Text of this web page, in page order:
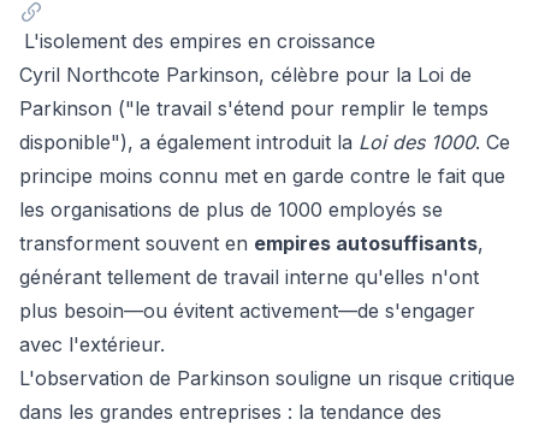
L'isolement des empires en croissance
Cyril Northcote Parkinson, célèbre pour la Loi de
Parkinson ("le travail s'étend pour remplir le temps
disponible"), a également introduit la Loi des 1000. Ce
principe moins connu met en garde contre le fait que
les organisations de plus de 1000 employés se
transforment souvent en empires autosuffisants,
générant tellement de travail interne qu'elles n'ont
plus besoin—ou évitent activement—de s'engager
avec l'extérieur.
L'observation de Parkinson souligne un risque critique
dans les grandes entreprises : la tendance des